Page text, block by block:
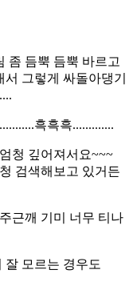
좀 듬뿍 듬뿍 바르고
그렇게 싸돌아댕기
흑흑흑.............
청 깊어져서요~~~
검색해보고 있거든
근깨 기미 너무 티나
잘 모르는 경우도